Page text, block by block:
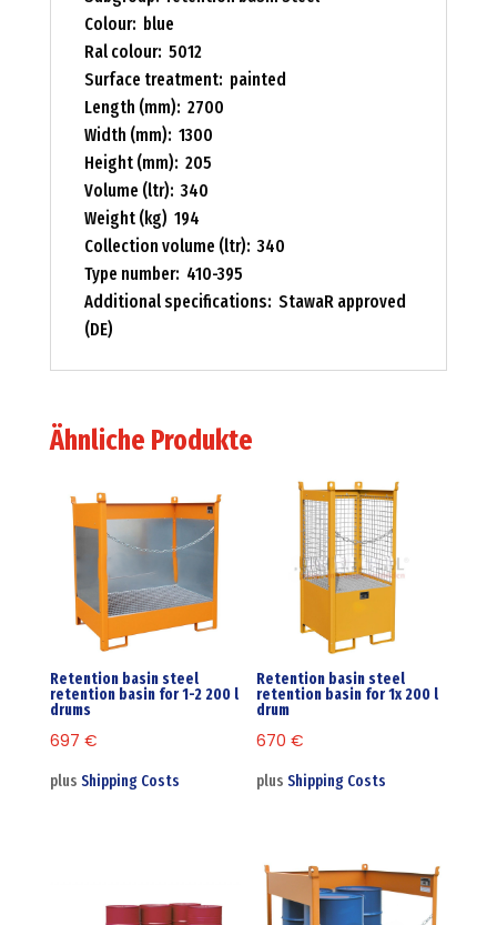
Colour: blue
Ral colour: 5012
Surface treatment: painted
Length (mm): 2700
Width (mm): 1300
Height (mm): 205
Volume (ltr): 340
Weight (kg) 194
Collection volume (ltr): 340
Type number: 410-395
Additional specifications: StawaR approved
(DE)
Ähnliche Produkte
Retention basin steel
retention basin for 1-2 200 l
drums
697 €
plus Shipping Costs
Retention basin steel
retention basin for 1x 200 l
drum
670€
plusShipping Costs